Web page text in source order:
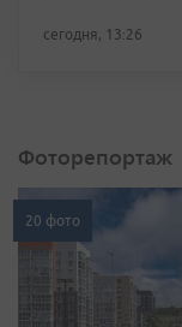
сегодня, 13:26
Фоторепортаж
20 фото